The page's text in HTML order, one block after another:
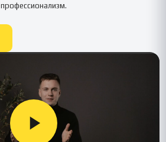
профессионализм.